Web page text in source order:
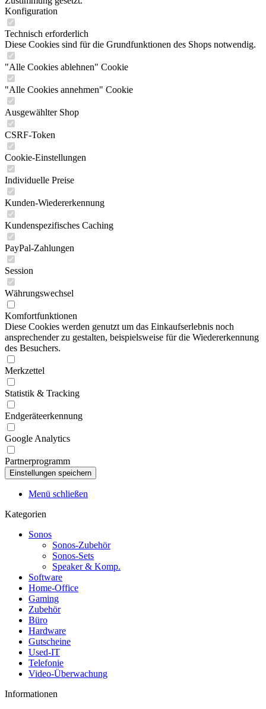
Konfiguration
Technisch erforderlich
Diese Cookies sind für die Grundfunktionen des Shops notwendig.
"Alle Cookies ablehnen" Cookie
"Alle Cookies annehmen" Cookie
Ausgewählter Shop
CSRF-Token
Cookie-Einstellungen
Individuelle Preise
Kunden-Wiedererkennung
Kundenspezifisches Caching
PayPal-Zahlungen
Session
Währungswechsel
Komfortfunktionen
Diese Cookies werden genutzt um das Einkaufserlebnis noch
ansprechender zu gestalten, beispielsweise für die Wiedererkennung
des Besuchers.
Merkzettel
Statistik & Tracking
Endgeräteerkennung
Google Analytics
Partnerprogramm
Menü schließen
Kategorien
Sonos
Sonos-Zubehör
Sonos-Sets
Speaker & Komp.
Software
Home-Office
Gaming
Zubehör
Büro
Hardware
Gutscheine
Used-IT
Telefonie
Video-Überwachung
Informationen